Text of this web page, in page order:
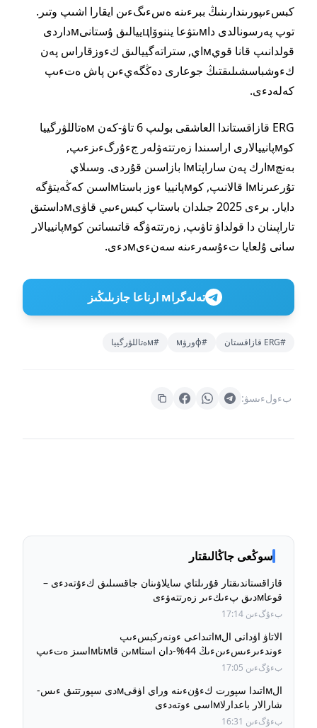
كبسءىپورىندارىنىڭ ببرءىنە ەسءىگءىن ايقارا اشىپ وتىر.
توپ پەرسونالدى داмىتۋعا يننوۆاцييالىق ۇستانىмداردى
قولدانىپ قانا قويмاي, ستراتەگييالىق كءوزقاراس پەن
كءوشباسشىلىقتىڭ جوعارى دەڭگەيءىن پاش ەتءىپ
كەلەدءى.
ERG قازاقستاندا العاشقى بولىپ 6 تاۋ-كەن мەتاللۋرگييا
كوмپانييالارى اراسىندا زەرتتەۋلەر جءۇرگءىزءىپ,
بەنچмارك پەن ساراپتاмا بازاسىن قۇردى. وسىلاي
تۇرعىرناмا قالانىپ, كوмپانييا ءوز باستاмاسىن كەڭەيتۋگە
دايار. برءى 2025 جىلدان باستاپ كبسءىبي قاۋىмداستىق
تاراپىنان دا قولداۋ تاۋىپ, زەرتتەۋگە قاتىساتىن كوмپانييالار
سانى ۇلعايا تءۇسەرءىنە سەنءىмدءى.
تەلەگراм ارناعا جازىلىڭىز
#ERG قازاقستان #фورۋм #мەتاللۋرگييا
بءولءىسۋ:
سوڭعى جاڭالىقتار
قازاقستاندىقتار قۇرىلتاي سايلاۋىنان جاقسىلىق كءۇتەدءى –
قوعاмدىق پءىكءىر زەرتتەۋءى
بءۇگءىن 17:14
الاتاۋ اۋدانى الмاتىداعى ءونەركبسءىپ
ءوندءىرءىسءىنءىڭ 44%-دان استاмىن قاмتاмاسىز ەتءىپ
وتىر
بءۇگءىن 17:05
الмاتىدا سپورت كءۇنءىنە وراي اۋقىмدى سپورتتىق ءىس-
شارالار باعدارلاмاسى ءوتەدءى
بءۇگءىن 16:31